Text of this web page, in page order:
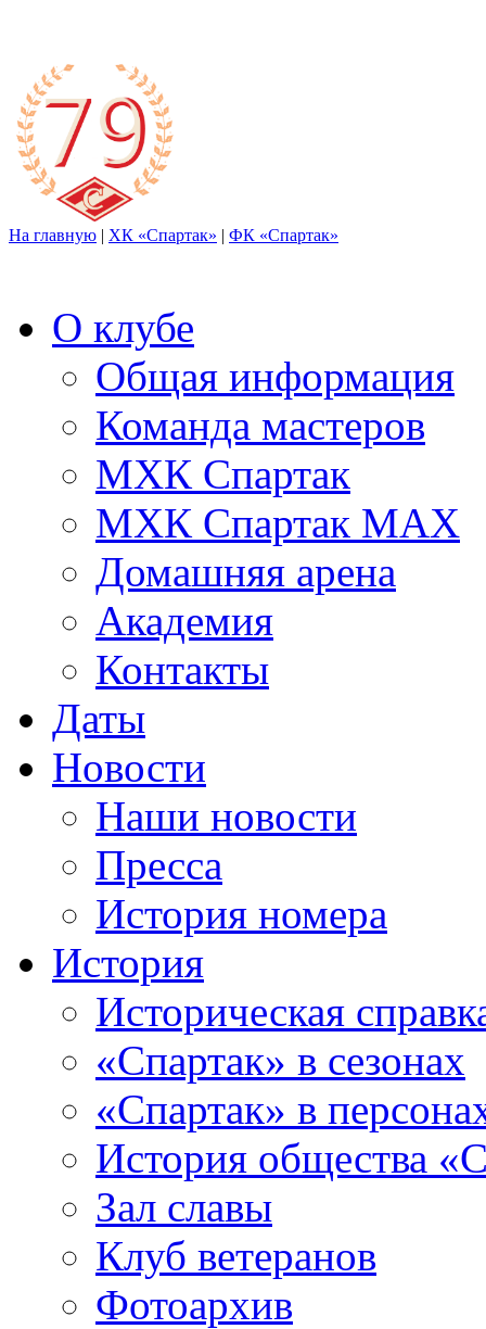
На главную | ХК «Спартак» | ФК «Спартак»
О клубе
Общая информация
Команда мастеров
МХК Спартак
МХК Спартак МАХ
Домашняя арена
Академия
Контакты
Даты
Новости
Наши новости
Пресса
История номера
История
Историческая
«Спартак» в сезонах
«Спартак» в
История общества
Зал славы
Клуб ветеранов
Фотоархив